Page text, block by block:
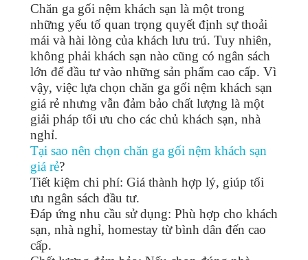
Chăn ga gối nệm khách sạn là một trong
những yếu tố quan trọng quyết định sự thoải
mái và hài lòng của khách lưu trú. Tuy nhiên,
không phải khách sạn nào cũng có ngân sách
lớn để đầu tư vào những sản phẩm cao cấp. Vì
vậy, việc lựa chọn chăn ga gối nệm khách sạn
giá rẻ nhưng vẫn đảm bảo chất lượng là một
giải pháp tối ưu cho các chủ khách sạn, nhà
nghỉ.
Tại sao nên chọn chăn ga gối nệm khách sạn
giá rẻ?
Tiết kiệm chi phí: Giá thành hợp lý, giúp tối
ưu ngân sách đầu tư.
Đáp ứng nhu cầu sử dụng: Phù hợp cho khách
sạn, nhà nghỉ, homestay từ bình dân đến cao
cấp.